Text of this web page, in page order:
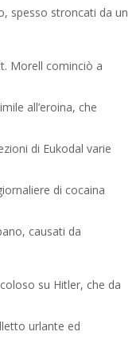
spesso stroncati da un
Morell cominciò a
all’eroina, che
di Eukodal varie
di cocaina
causati da
su Hitler, che da
urlante ed